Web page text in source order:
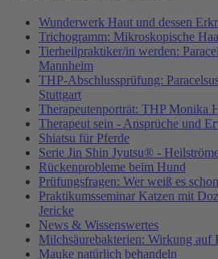
Wunderwerk Haut und dessen
Trichogramm: Mikroskopische
Tierheilpraktiker/in werden:
Mannheim
THP-Abschlussprüfung:
Stuttgart
Therapeutenporträt: THP Monika
Therapeut sein - Ansprüche und
Shiatsu für Pferde
Serie Jin Shin Jyutsu® -
Rückenprobleme beim Hund
Prüfungsfragen: Wer weiß es
Praktikumsseminar Katzen mit
Jericke
News & Wissenswertes
Milchsäurebakterien: Wirkung auf
Mauke natürlich behandeln